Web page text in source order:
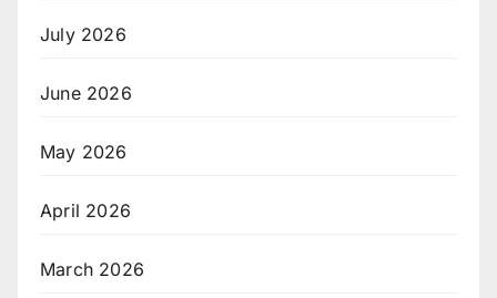
July 2026
June 2026
May 2026
April 2026
March 2026